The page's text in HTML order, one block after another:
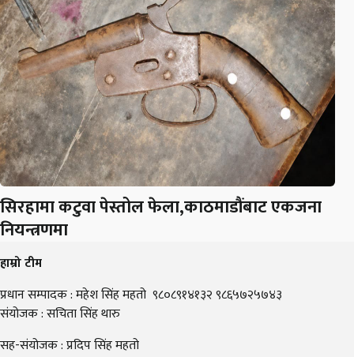
सिरहामा कटुवा पेस्तोल फेला,काठमाडौंबाट एकजना
नियन्त्रणमा
हाम्रो टीम
प्रधान सम्पादक : महेश सिंह महतो ९८०८९१४१३२ ९८६५७२५७४३
संयोजक : सचिता सिंह थारु
सह-संयोजक : प्रदिप सिंह महतो